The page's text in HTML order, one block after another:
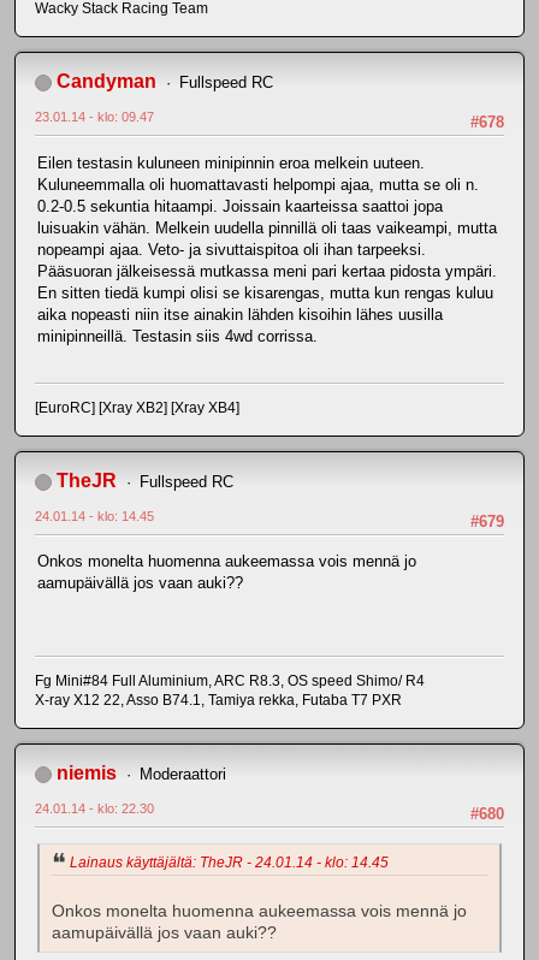
Wacky Stack Racing Team
Candyman Fullspeed RC
#678
23.01.14 - klo: 09.47
Eilen testasin kuluneen minipinnin eroa melkein uuteen.
Kuluneemmalla oli huomattavasti helpompi ajaa, mutta se oli n.
0.2-0.5 sekuntia hitaampi. Joissain kaarteissa saattoi jopa
luisuakin vähän. Melkein uudella pinnillä oli taas vaikeampi, mutta
nopeampi ajaa. Veto- ja sivuttaispitoa oli ihan tarpeeksi.
Pääsuoran jälkeisessä mutkassa meni pari kertaa pidosta ympäri.
En sitten tiedä kumpi olisi se kisarengas, mutta kun rengas kuluu
aika nopeasti niin itse ainakin lähden kisoihin lähes uusilla
minipinneillä. Testasin siis 4wd corrissa.
[EuroRC] [Xray XB2] [Xray XB4]
TheJR Fullspeed RC
#679
24.01.14 - klo: 14.45
Onkos monelta huomenna aukeemassa vois mennä jo
aamupäivällä jos vaan auki??
Fg Mini#84 Full Aluminium, ARC R8.3, OS speed Shimo/ R4
X-ray X12 22, Asso B74.1, Tamiya rekka, Futaba T7 PXR
niemis Moderaattori
#680
24.01.14 - klo: 22.30
Lainaus käyttäjältä: TheJR - 24.01.14 - klo: 14.45
Onkos monelta huomenna aukeemassa vois mennä jo
aamupäivällä jos vaan auki??